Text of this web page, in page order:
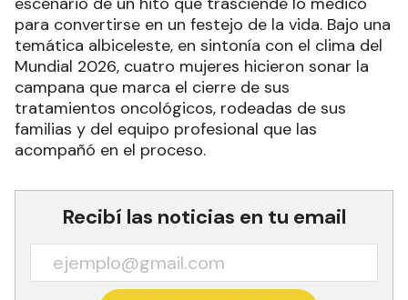
para convertirse en un festejo de la vida. Bajo una
temática albiceleste, en sintonía con el clima del
Mundial 2026, cuatro mujeres hicieron sonar la
campana que marca el cierre de sus
tratamientos oncológicos, rodeadas de sus
familias y del equipo profesional que las
acompañó en el proceso.
Recibí las noticias en tu email